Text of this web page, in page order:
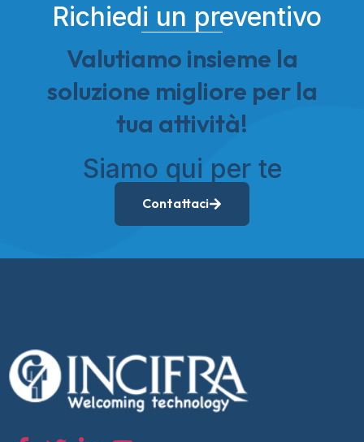
Richiedi un preventivo
Valutiamo insieme la
soluzione migliore per la
tua attività!
Siamo qui per te
Contattaci